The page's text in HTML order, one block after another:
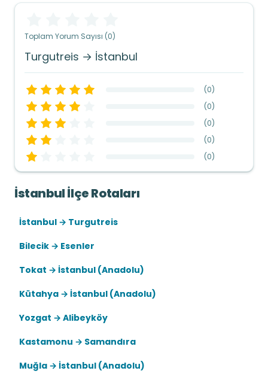
Toplam Yorum Sayısı (0)
Turgutreis → İstanbul
(0)
(0)
(0)
(0)
(0)
İstanbul İlçe Rotaları
İstanbul → Turgutreis
Bilecik → Esenler
Tokat → İstanbul (Anadolu)
Kütahya → İstanbul (Anadolu)
Yozgat → Alibeyköy
Kastamonu → Samandıra
Muğla → İstanbul (Anadolu)